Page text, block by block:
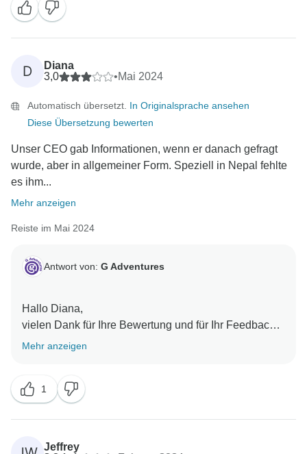
D
Diana
3,0
•Mai 2024
Automatisch übersetzt. In Originalsprache ansehen
Diese Übersetzung bewerten
Unser CEO gab Informationen, wenn er danach gefragt
wurde, aber in allgemeiner Form. Speziell in Nepal fehlte
es ihm...
Mehr anzeigen
Reiste im Mai 2024
Antwort von: G Adventures
Hallo Diana,
vielen Dank für Ihre Bewertung und für Ihr Feedback.
Wir haben dies an unser operatives Team vor Ort
und mit unseren CEOs zu sprechen.
Auch hier haben wir Ihre Anmerkungen an unsere
Mehr anzeigen
1
Jeffrey